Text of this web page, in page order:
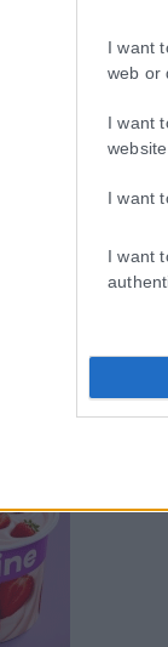
I want
web or
I want
I want
I want